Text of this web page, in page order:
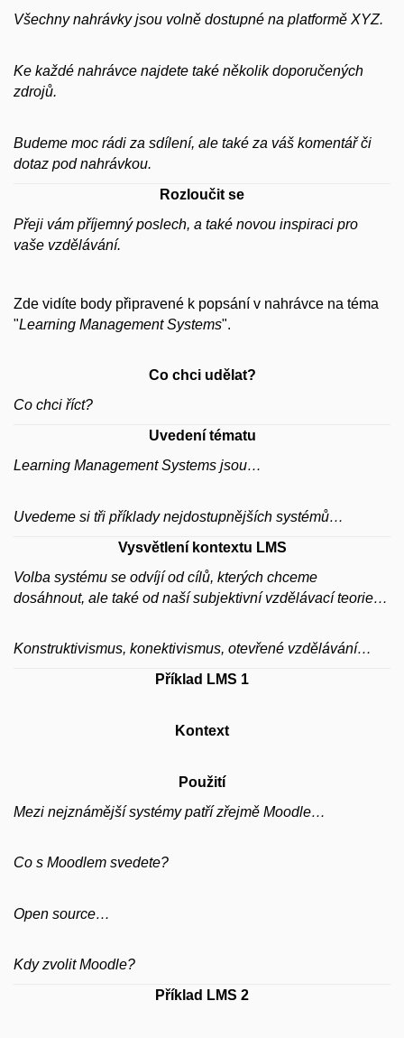
Všechny nahrávky jsou volně dostupné na platformě XYZ.
Ke každé nahrávce najdete také několik doporučených
zdrojů.
Budeme moc rádi za sdílení, ale také za váš komentář či
dotaz pod nahrávkou.
Rozloučit se
Přeji vám příjemný poslech, a také novou inspiraci pro
vaše vzdělávání.
Zde vidíte body připravené k popsání v nahrávce na téma
"Learning Management Systems".
Co chci udělat?
Co chci říct?
Uvedení tématu
Learning Management Systems jsou…
Uvedeme si tři příklady nejdostupnějších systémů…
Vysvětlení kontextu LMS
Volba systému se odvíjí od cílů, kterých chceme
dosáhnout, ale také od naší subjektivní vzdělávací teorie…
Konstruktivismus, konektivismus, otevřené vzdělávání…
Příklad LMS 1
Kontext
Použití
Mezi nejznámější systémy patří zřejmě Moodle…
Co s Moodlem svedete?
Open source…
Kdy zvolit Moodle?
Příklad LMS 2